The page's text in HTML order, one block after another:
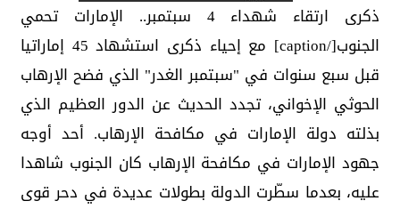
ذكرى ارتقاء شهداء 4 سبتمبر.. الإمارات تحمي
الجنوب[/caption] مع إحياء ذكرى استشهاد 45 إماراتيا
قبل سبع سنوات في "سبتمبر الغدر" الذي فضح الإرهاب
الحوثي الإخواني، تجدد الحديث عن الدور العظيم الذي
بذلته دولة الإمارات في مكافحة الإرهاب. أحد أوجه
جهود الإمارات في مكافحة الإرهاب كان الجنوب شاهدا
عليه، بعدما سطّرت الدولة بطولات عديدة في دحر قوى